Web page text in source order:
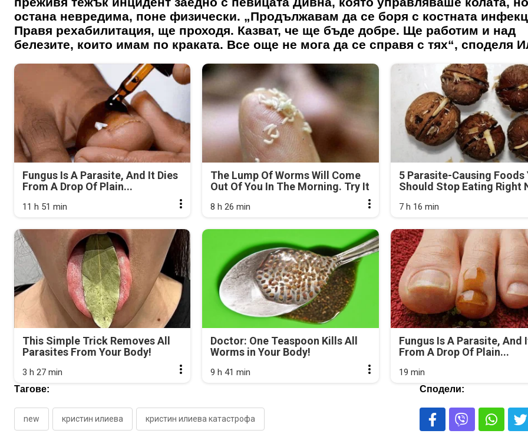
остана невредима, поне физически. „Продължавам да се боря с костната
Правя рехабилитация, ще проходя. Казват, че ще бъде добре. Ще работим и над
белезите, които имам по краката. Все още не мога да се справя с тях“, споделя
Fungus Is A Parasite, And It Dies
From A Drop Of Plain...
11 h 51 min
The Lump Of Worms Will Come
Out Of You In The Morning. Try It
8 h 26 min
5 Parasite-Causing Foods
Should Stop Eating Right
7 h 16 min
This Simple Trick Removes All
Parasites From Your Body!
3 h 27 min
Doctor: One Teaspoon Kills All
Worms in Your Body!
9 h 41 min
Fungus Is A Parasite, And
From A Drop Of Plain...
19 min
Тагове:
new кристин илиева кристин илиева катастрофа
Сподели: